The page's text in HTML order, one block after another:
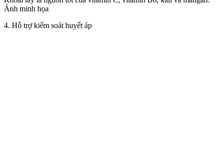
Ảnh minh họa
4. Hỗ trợ kiểm soát huyết áp